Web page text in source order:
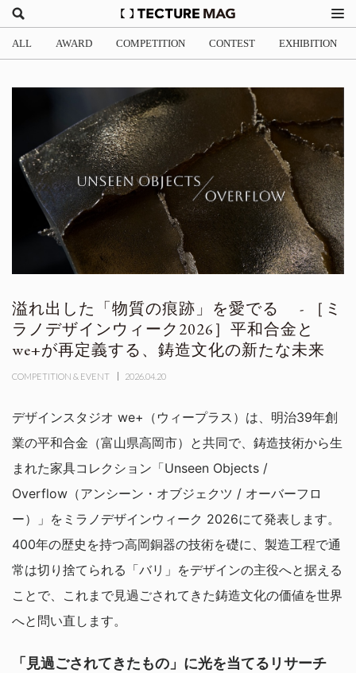
ALL AWARD COMPETITION CONTEST EXHIBITION
溢れ出した「物質の痕跡」を愛でる - ［ミ
ラノデザインウィーク2026］平和合金と
we+が再定義する、鋳造文化の新たな未来
COMPETITION & EVENT 2026.04.20
デザインスタジオ we+（ウィープラス）は、明治39年創
業の平和合金（富山県高岡市）と共同で、鋳造技術から生
まれた家具コレクション「Unseen Objects /
Overflow（アンシーン・オブジェクツ / オーバーフロ
ー）」をミラノデザインウィーク 2026にて発表します。
400年の歴史を持つ高岡銅器の技術を礎に、製造工程で通
常は切り捨てられる「バリ」をデザインの主役へと据える
ことで、これまで見過ごされてきた鋳造文化の価値を世界
へと問い直します。
「見過ごされてきたもの」に光を当てるリサーチ